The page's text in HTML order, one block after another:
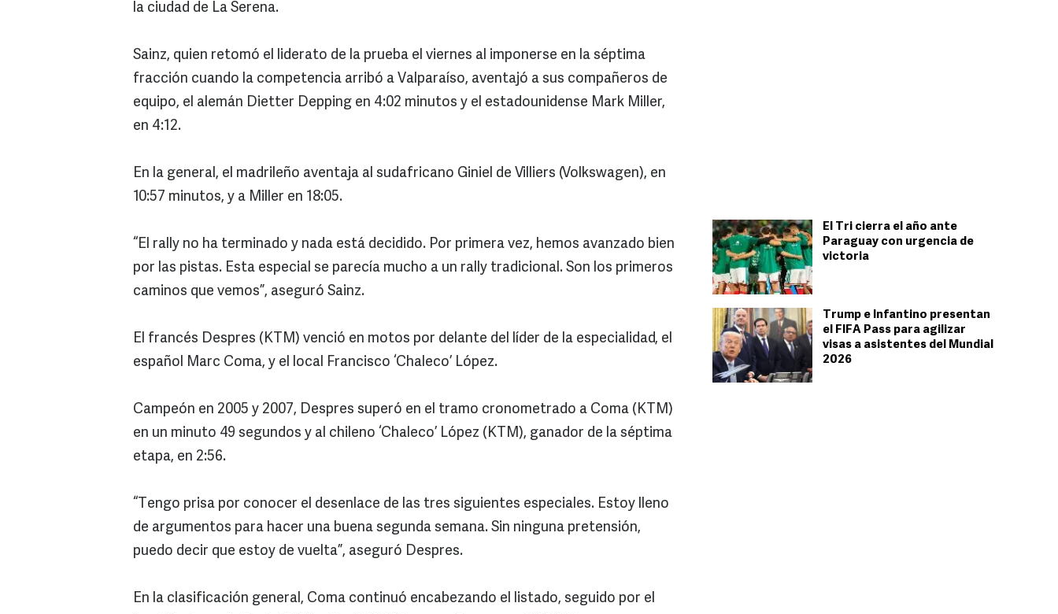
El Tri cierra el año ante
Paraguay con urgencia de
victoria
Trump e Infantino presentan
el FIFA Pass para agilizar
visas a asistentes del Mundial
2026
la ciudad de La Serena.
Sainz, quien retomó el liderato de la prueba el viernes al imponerse en la séptima
fracción cuando la competencia arribó a Valparaíso, aventajó a sus compañeros de
equipo, el alemán Dietter Depping en 4:02 minutos y el estadounidense Mark Miller,
en 4:12.
En la general, el madrileño aventaja al sudafricano Giniel de Villiers (Volkswagen), en
10:57 minutos, y a Miller en 18:05.
“El rally no ha terminado y nada está decidido. Por primera vez, hemos avanzado bien
por las pistas. Esta especial se parecía mucho a un rally tradicional. Son los primeros
caminos que vemos”, aseguró Sainz.
El francés Despres (KTM) venció en motos por delante del líder de la especialidad, el
español Marc Coma, y el local Francisco ‘Chaleco’ López.
Campeón en 2005 y 2007, Despres superó en el tramo cronometrado a Coma (KTM)
en un minuto 49 segundos y al chileno ‘Chaleco’ López (KTM), ganador de la séptima
etapa, en 2:56.
“Tengo prisa por conocer el desenlace de las tres siguientes especiales. Estoy lleno
de argumentos para hacer una buena segunda semana. Sin ninguna pretensión,
puedo decir que estoy de vuelta”, aseguró Despres.
En la clasificación general, Coma continuó encabezando el listado, seguido por el